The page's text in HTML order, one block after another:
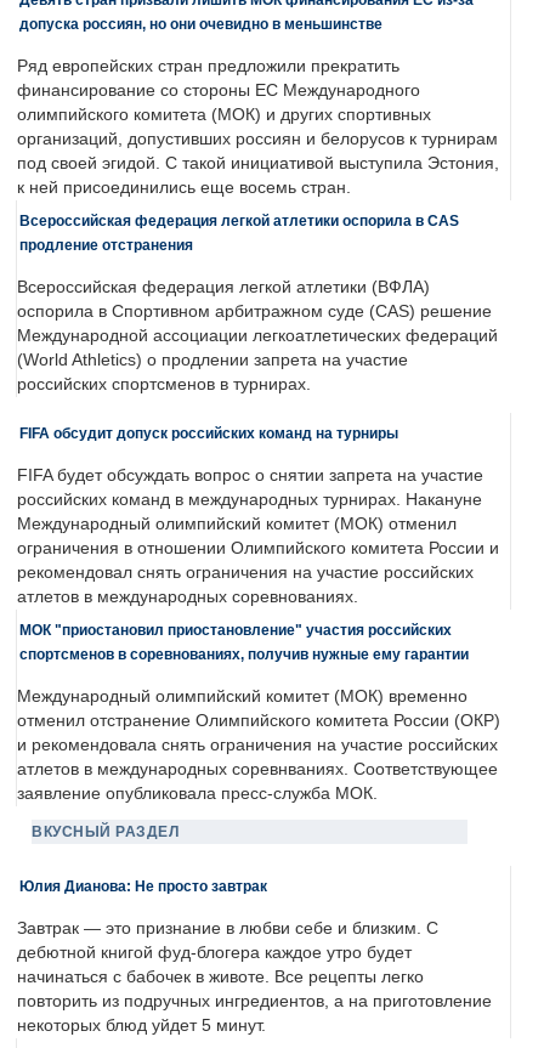
допуска россиян, но они очевидно в меньшинстве
Ряд европейских стран предложили прекратить
финансирование со стороны ЕС Международного
олимпийского комитета (МОК) и других спортивных
организаций, допустивших россиян и белорусов к турнирам
под своей эгидой. С такой инициативой выступила Эстония,
к ней присоединились еще восемь стран.
Всероссийская федерация легкой атлетики оспорила в CAS
продление отстранения
Всероссийская федерация легкой атлетики (ВФЛА)
оспорила в Спортивном арбитражном суде (CAS) решение
Международной ассоциации легкоатлетических федераций
(World Athletics) о продлении запрета на участие
российских спортсменов в турнирах.
FIFA обсудит допуск российских команд на турниры
FIFA будет обсуждать вопрос о снятии запрета на участие
российских команд в международных турнирах. Накануне
Международный олимпийский комитет (МОК) отменил
ограничения в отношении Олимпийского комитета России и
рекомендовал снять ограничения на участие российских
атлетов в международных соревнованиях.
МОК "приостановил приостановление" участия российских
спортсменов в соревнованиях, получив нужные ему гарантии
Международный олимпийский комитет (МОК) временно
отменил отстранение Олимпийского комитета России (ОКР)
и рекомендовала снять ограничения на участие российских
атлетов в международных соревнваниях. Соответствующее
заявление опубликовала пресс-служба МОК.
ВКУСНЫЙ РАЗДЕЛ
Юлия Дианова: Не просто завтрак
Завтрак — это признание в любви себе и близким. С
дебютной книгой фуд-блогера каждое утро будет
начинаться с бабочек в животе. Все рецепты легко
повторить из подручных ингредиентов, а на приготовление
некоторых блюд уйдет 5 минут.